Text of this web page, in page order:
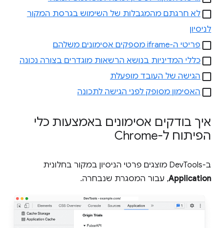
לא חרגתם מהמגבלות של השימוש בגרסת המקור
לניסיון
פריטי ה-iframe מספקים אסימונים משלהם
כללי המדיניות בנושא הרשאות מוגדרים בצורה נכונה
הגישה של העובד מופעלת
האסימון מסופק לפני הגישה לתכונה
איך בודקים אסימונים באמצעות כלי
הפיתוח ל-Chrome
ב-DevTools מוצגים פרטי הניסיון במקור בחלונית
Application, עבור המסגרת שנבחרה.